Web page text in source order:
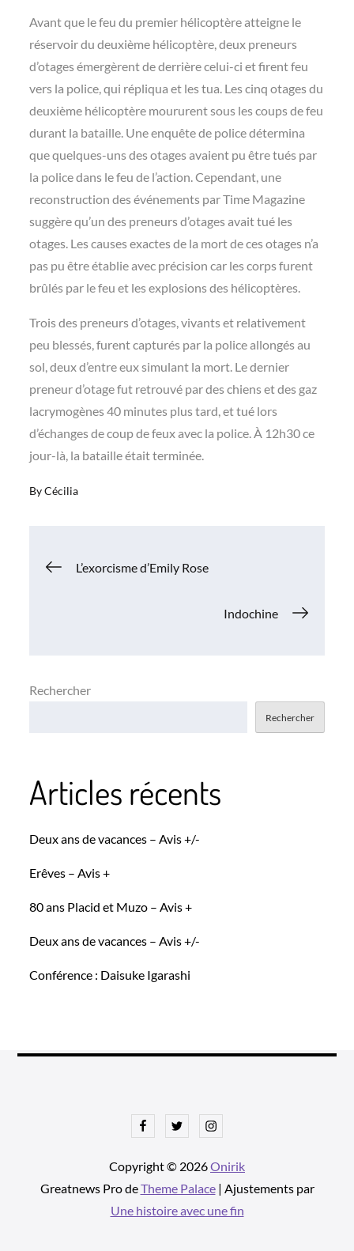
Avant que le feu du premier hélicoptère atteigne le
réservoir du deuxième hélicoptère, deux preneurs
d’otages émergèrent de derrière celui-ci et firent feu
vers la police, qui répliqua et les tua. Les cinq otages du
deuxième hélicoptère moururent sous les coups de feu
durant la bataille. Une enquête de police détermina
que quelques-uns des otages avaient pu être tués par
la police dans le feu de l’action. Cependant, une
reconstruction des événements par Time Magazine
suggère qu’un des preneurs d’otages avait tué les
otages. Les causes exactes de la mort de ces otages n’a
pas pu être établie avec précision car les corps furent
brûlés par le feu et les explosions des hélicoptères.
Trois des preneurs d’otages, vivants et relativement
peu blessés, furent capturés par la police allongés au
sol, deux d’entre eux simulant la mort. Le dernier
preneur d’otage fut retrouvé par des chiens et des gaz
lacrymogènes 40 minutes plus tard, et tué lors
d’échanges de coup de feux avec la police. À 12h30 ce
jour-là, la bataille était terminée.
ByCécilia
Navigation
L’exorcisme d’Emily Rose
Indochine
Rechercher
Rechercher
Articles récents
Deux ans de vacances – Avis +/-
Erêves – Avis +
80 ans Placid et Muzo – Avis +
Deux ans de vacances – Avis +/-
Conférence : Daisuke Igarashi
FacebookTwitterInstagram
Copyright © 2026Onirik
Greatnews Pro deTheme Palace| Ajustements par
Une histoire avec une fin